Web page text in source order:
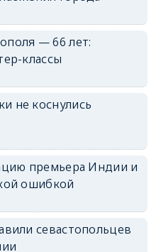
— 66 лет:
классы
не коснулись
премьера Индии и
ошибкой
севастопольцев